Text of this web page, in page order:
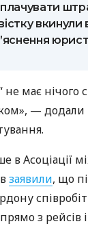
вкинули
має нічого
—
в Асоціації
заявили, що
з рейсів